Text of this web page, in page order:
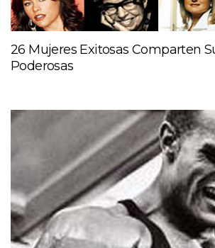
26 Mujeres Exitosas Comparten
Poderosas